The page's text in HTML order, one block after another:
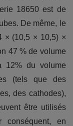
18650 est de
De même, le
× (10,5 × 10,5) ×
47 % de volume
12% du volume
(tels que des
des cathodes),
être utilisés
en